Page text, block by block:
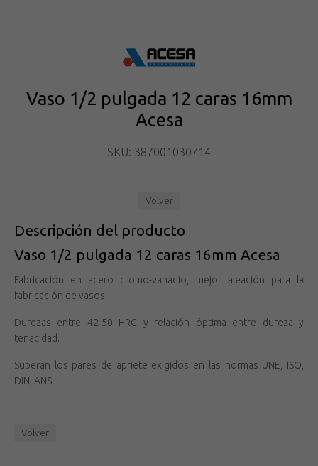
Vaso 1/2 pulgada 12 caras 16mm
Acesa
SKU: 387001030714
Volver
Descripción del producto
Vaso 1/2 pulgada 12 caras 16mm Acesa
Fabricación en acero cromo-vanadio, mejor aleación para la
fabricación de vasos.
Durezas entre 42-50 HRC y relación óptima entre dureza y
tenacidad.
Superan los pares de apriete exigidos en las normas UNE, ISO,
DIN, ANSI.
Volver